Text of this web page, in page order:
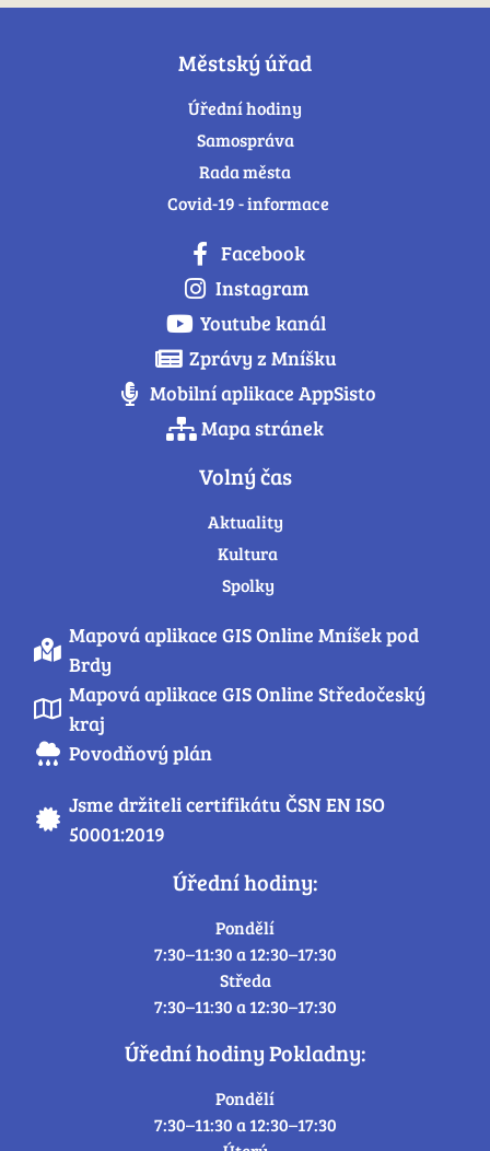
Městský úřad
Úřední hodiny
Samospráva
Rada města
Covid-19 - informace
Facebook
Instagram
Youtube kanál
Zprávy z Mníšku
Mobilní aplikace AppSisto
Mapa stránek
Volný čas
Aktuality
Kultura
Spolky
Mapová aplikace GIS Online Mníšek pod
Brdy
Mapová aplikace GIS Online Středočeský
kraj
Povodňový plán
Jsme držiteli certifikátu ČSN EN ISO
50001:2019
Úřední hodiny:
Pondělí
7:30–11:30 a 12:30–17:30
Středa
7:30–11:30 a 12:30–17:30
Úřední hodiny Pokladny:
Pondělí
7:30–11:30 a 12:30–17:30